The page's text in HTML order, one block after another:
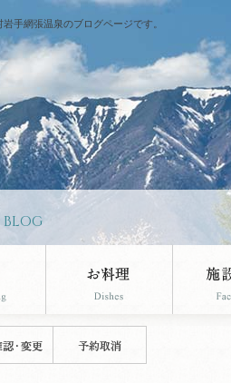
岩手網張温泉のブログページです。
BLOG